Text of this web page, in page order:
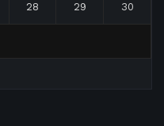
28 29 30